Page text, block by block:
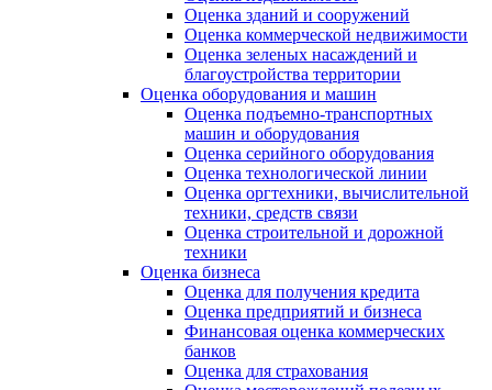
Оценка зданий и сооружений
Оценка коммерческой недвижимости
Оценка зеленых насаждений и
благоустройства территории
Оценка оборудования и машин
Оценка подъемно-транспортных
машин и оборудования
Оценка серийного оборудования
Оценка технологической линии
Оценка оргтехники, вычислительной
техники, средств связи
Оценка строительной и дорожной
техники
Оценка бизнеса
Оценка для получения кредита
Оценка предприятий и бизнеса
Финансовая оценка коммерческих
банков
Оценка для страхования